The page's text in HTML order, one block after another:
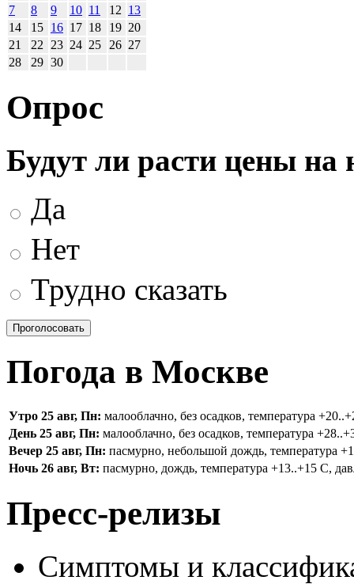
7
8 9 10 11 12 13
14
15 16 17 18 19 20
21
22 23 24 25 26 27
28
29 30
Опрос
Будут ли расти цены
Да
Нет
Трудно сказать
Погода в Москве
Утро 25 авг, Пн: малооблачно, без осадков, температура
День 25 авг, Пн: малооблачно, без осадков, температура
Вечер 25 авг, Пн: пасмурно, небольшой дождь, температура
Ночь 26 авг, Вт: пасмурно, дождь, температура +13..+15 С,
Пресс-релизы
Симптомы и